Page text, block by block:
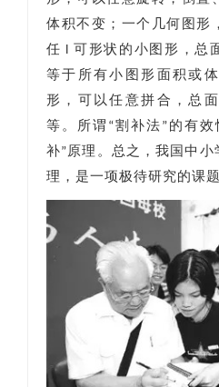
体积不变；一个几何图形
任 l 可形状的小图形，总
等于所有小图形面积或
形，可以任意拼合，总
等。所谓“割补法”的有
补”原理。总之，我国中
理，是一项极待研究的课题